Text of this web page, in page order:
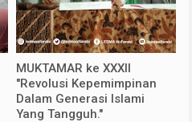
MUKTAMAR ke XXXII
"Revolusi Kepemimpinan
Dalam Generasi Islami
Yang Tangguh."